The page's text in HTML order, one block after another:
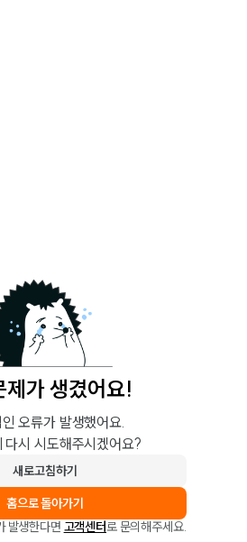
제가 생겼어요!
오류가 발생했어요.
다시 시도해주시겠어요?
새로고침하기
홈으로 돌아가기
발생한다면 고객센터로 문의해주세요.